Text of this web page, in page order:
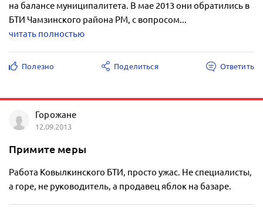
на балансе муниципалитета. В мае 2013 они обратились в
БТИ Чамзинского района РМ, с вопросом...
читать полностью
Полезно Поделиться Ответить
Горожане
12.09.2013
Примите меры
Работа Ковылкинского БТИ, просто ужас. Не специалисты,
а горе, не руководитель, а продавец яблок на базаре.